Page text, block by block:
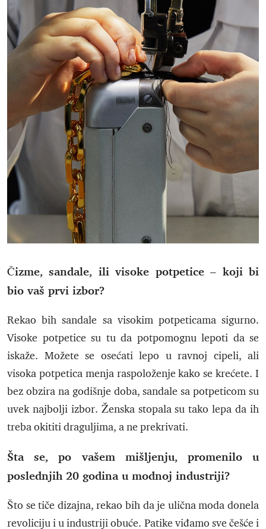
Čizme, sandale, ili visoke potpetice – koji bi
bio vaš prvi izbor?
Rekao bih sandale sa visokim potpeticama sigurno.
Visoke potpetice su tu da potpomognu lepoti da se
iskaže. Možete se osećati lepo u ravnoj cipeli, ali
visoka potpetica menja raspoloženje kako se krećete. I
bez obzira na godišnje doba, sandale sa potpeticom su
uvek najbolji izbor. Ženska stopala su tako lepa da ih
treba okititi draguljima, a ne prekrivati.
Šta se, po vašem mišljenju, promenilo u
poslednjih 20 godina u modnoj industriji?
Što se tiče dizajna, rekao bih da je ulična moda donela
revoliciju i u industriji obuće. Patike viđamo sve češće i